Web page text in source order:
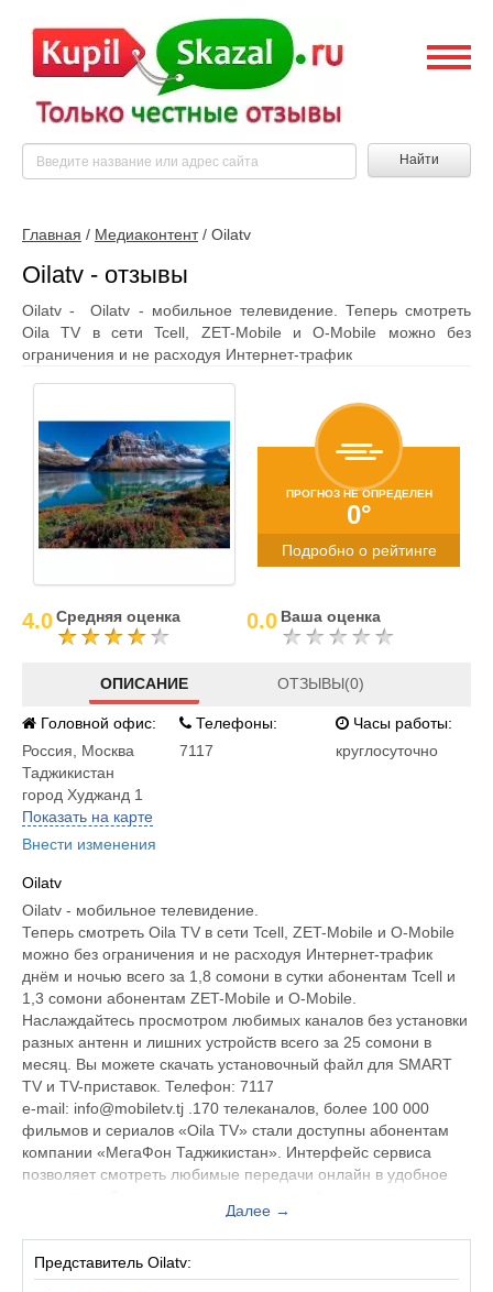
Найти
Главная / Медиаконтент/ Oilatv
Oilatv - отзывы
Oilatv - Oilatv - мобильное телевидение. Теперь смотреть
Oila TV в сети Tcell, ZET-Mobile и O-Mobile можно без
ограничения и не расходуя Интернет-трафик
ПРОГНОЗ НЕ ОПРЕДЕЛЕН
0°
Подробно о рейтинге
4.0Средняя оценка 0.0 Ваша оценка
ОПИСАНИЕ ОТЗЫВЫ(0)
Головной офис:
Россия
Москва
Таджикистан
город Худжанд 1
Показать на карте
Внести изменения
Телефоны:
7117
Часы работы:
круглосуточно
Oilatv
Oilatv - мобильное телевидение.
Теперь смотреть Oila TV в сети Tcell, ZET-Mobile и O-Mobile
можно без ограничения и не расходуя Интернет-трафик
днём и ночью всего за 1,8 сомони в сутки абонентам Tcell и
1,3 сомони абонентам ZET-Mobile и O-Mobile.
Наслаждайтесь просмотром любимых каналов без установки
разных антенн и лишних устройств всего за 25 сомони в
месяц. Вы можете скачать установочный файл для SMART
TV и TV-приставок. Телефон: 7117
e-mail: info@mobiletv.tj .170 телеканалов, более 100 000
фильмов и сериалов «Oila TV» стали доступны абонентам
компании «МегаФон Таджикистан». Интерфейс сервиса
позволяет смотреть любимые передачи онлайн в удобное
Далее →
Представитель Oilatv: